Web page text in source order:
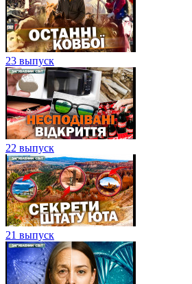
23 выпуск
22 выпуск
21 выпуск